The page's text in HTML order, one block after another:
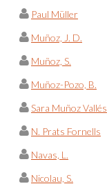
Paul Müller
Muñoz, J. D.
Muñoz, S.
Muñoz-Pozo, B.
Sara Muñoz Vallés
N. Prats Fornells
Navas, L.
Nicolau, S.